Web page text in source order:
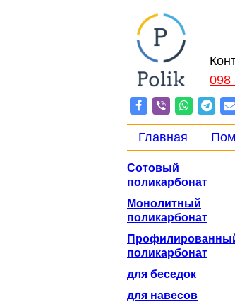
098
Главная
Сотовый
поликарбонат
Монолитный
поликарбонат
поликарбонат
для беседок
для навесов